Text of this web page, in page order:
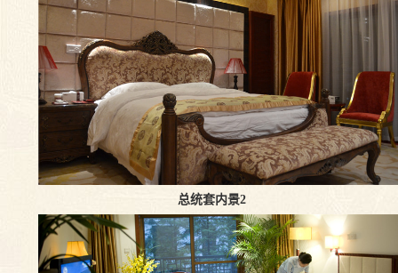
总统套内景2